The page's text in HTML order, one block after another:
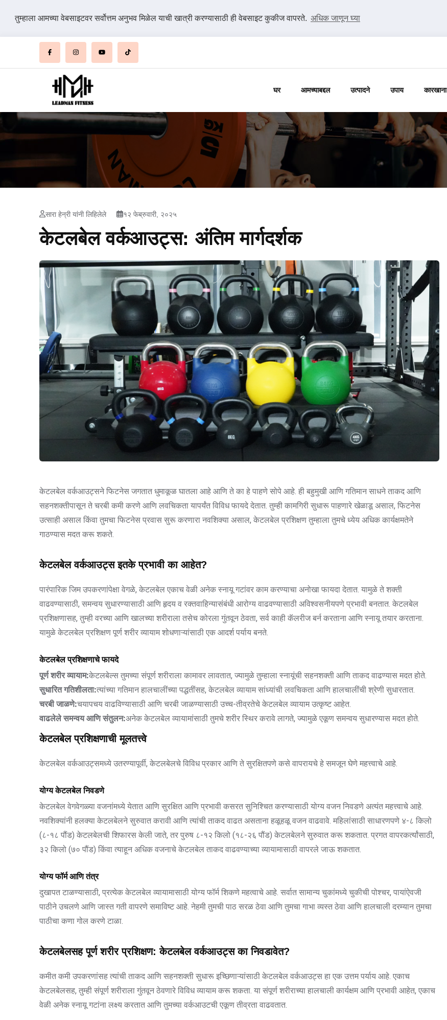
तुम्हाला आमच्या वेबसाइटवर सर्वोत्तम अनुभव मिळेल याची खात्री करण्यासाठी ही वेबसाइट कुकीज वापरते. अधिक जाणून घ्या
घर आमच्याबद्दल उत्पादने उपाय कारखाना
सारा हेन्री यांनी लिहिलेले १२ फेब्रुवारी, २०२५
केटलबेल वर्कआउट्स: अंतिम मार्गदर्शक
केटलबेल वर्कआउट्सने फिटनेस जगतात धुमाकूळ घातला आहे आणि ते का हे पाहणे सोपे आहे. ही बहुमुखी आणि गतिमान साधने ताकद आणि
सहनशक्तीपासून ते चरबी कमी करणे आणि लवचिकता यापर्यंत विविध फायदे देतात. तुम्ही कामगिरी सुधारू पाहणारे खेळाडू असाल, फिटनेस
उत्साही असाल किंवा तुमचा फिटनेस प्रवास सुरू करणारा नवशिक्या असाल, केटलबेल प्रशिक्षण तुम्हाला तुमचे ध्येय अधिक कार्यक्षमतेने
गाठण्यास मदत करू शकते.
केटलबेल वर्कआउट्स इतके प्रभावी का आहेत?
पारंपारिक जिम उपकरणांपेक्षा वेगळे, केटलबेल एकाच वेळी अनेक स्नायू गटांवर काम करण्याचा अनोखा फायदा देतात. यामुळे ते शक्ती
वाढवण्यासाठी, समन्वय सुधारण्यासाठी आणि हृदय व रक्तवाहिन्यासंबंधी आरोग्य वाढवण्यासाठी अविश्वसनीयपणे प्रभावी बनतात. केटलबेल
प्रशिक्षणासह, तुम्ही वरच्या आणि खालच्या शरीराला तसेच कोरला गुंतवून ठेवता, सर्व काही कॅलरीज बर्न करताना आणि स्नायू तयार करताना.
यामुळे केटलबेल प्रशिक्षण पूर्ण शरीर व्यायाम शोधणाऱ्यांसाठी एक आदर्श पर्याय बनते.
केटलबेल प्रशिक्षणाचे फायदे
पूर्ण शरीर व्यायाम:केटलबेल्स तुमच्या संपूर्ण शरीराला कामावर लावतात, ज्यामुळे तुम्हाला स्नायूंची सहनशक्ती आणि ताकद वाढण्यास मदत होते.
सुधारित गतिशीलता:त्यांच्या गतिमान हालचालींच्या पद्धतींसह, केटलबेल व्यायाम सांध्यांची लवचिकता आणि हालचालींची श्रेणी सुधारतात.
चरबी जाळणे:चयापचय वाढविण्यासाठी आणि चरबी जाळण्यासाठी उच्च-तीव्रतेचे केटलबेल व्यायाम उत्कृष्ट आहेत.
वाढलेले समन्वय आणि संतुलन:अनेक केटलबेल व्यायामांसाठी तुमचे शरीर स्थिर करावे लागते, ज्यामुळे एकूण समन्वय सुधारण्यास मदत होते.
केटलबेल प्रशिक्षणाची मूलतत्त्वे
केटलबेल वर्कआउट्समध्ये उतरण्यापूर्वी, केटलबेलचे विविध प्रकार आणि ते सुरक्षितपणे कसे वापरायचे हे समजून घेणे महत्त्वाचे आहे.
योग्य केटलबेल निवडणे
केटलबेल वेगवेगळ्या वजनांमध्ये येतात आणि सुरक्षित आणि प्रभावी कसरत सुनिश्चित करण्यासाठी योग्य वजन निवडणे अत्यंत महत्त्वाचे आहे.
नवशिक्यांनी हलक्या केटलबेलने सुरुवात करावी आणि त्यांची ताकद वाढत असताना हळूहळू वजन वाढवावे. महिलांसाठी साधारणपणे ४-८ किलो
(८-१८ पौंड) केटलबेलची शिफारस केली जाते, तर पुरुष ८-१२ किलो (१८-२६ पौंड) केटलबेलने सुरुवात करू शकतात. प्रगत वापरकर्त्यांसाठी,
३२ किलो (७० पौंड) किंवा त्याहून अधिक वजनाचे केटलबेल ताकद वाढवण्याच्या व्यायामासाठी वापरले जाऊ शकतात.
योग्य फॉर्म आणि तंत्र
दुखापत टाळण्यासाठी, प्रत्येक केटलबेल व्यायामासाठी योग्य फॉर्म शिकणे महत्वाचे आहे. सर्वात सामान्य चुकांमध्ये चुकीची पोश्चर, पायांऐवजी
पाठीने उचलणे आणि जास्त गती वापरणे समाविष्ट आहे. नेहमी तुमची पाठ सरळ ठेवा आणि तुमचा गाभा व्यस्त ठेवा आणि हालचाली दरम्यान तुमचा
पाठीचा कणा गोल करणे टाळा.
केटलबेलसह पूर्ण शरीर प्रशिक्षण: केटलबेल वर्कआउट्स का निवडावेत?
कमीत कमी उपकरणांसह त्यांची ताकद आणि सहनशक्ती सुधारू इच्छिणाऱ्यांसाठी केटलबेल वर्कआउट्स हा एक उत्तम पर्याय आहे. एकाच
केटलबेलसह, तुम्ही संपूर्ण शरीराला गुंतवून ठेवणारे विविध व्यायाम करू शकता. या संपूर्ण शरीराच्या हालचाली कार्यक्षम आणि प्रभावी आहेत, एकाच
वेळी अनेक स्नायू गटांना लक्ष्य करतात आणि तुमच्या वर्कआउटची एकूण तीव्रता वाढवतात.